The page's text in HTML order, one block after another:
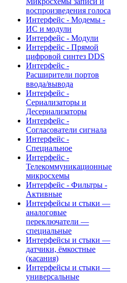
воспроизведения голоса
Интерфейс - Модемы -
ИС и модули
Интерфейс - Модули
Интерфейс - Прямой
цифровой синтез DDS
Интерфейс -
Расширители портов
ввода/вывода
Интерфейс -
Сериализаторы и
Десериализаторы
Интерфейс -
Согласователи сигнала
Интерфейс -
Специальное
Интерфейс -
Телекоммуникационные
микросхемы
Интерфейс - Фильтры -
Активные
Интерфейсы и стыки —
аналоговые
переключатели —
специальные
Интерфейсы и стыки —
датчики, ёмкостные
(касания)
Интерфейсы и стыки —
универсальные